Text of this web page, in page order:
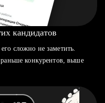
кандидатов
сложно не заметить.
раньше конкурентов, выше